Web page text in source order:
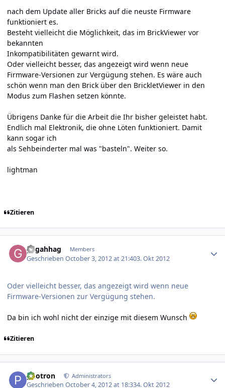
nach dem Update aller Bricks auf die neuste Firmware
funktioniert es.
Besteht vielleicht die Möglichkeit, das im BrickViewer vor
bekannten
Inkompatibilitäten gewarnt wird.
Oder vielleicht besser, das angezeigt wird wenn neue
Firmware-Versionen zur Vergügung stehen. Es wäre auch
schön wenn man den Brick über den BrickletViewer in den
Modus zum Flashen setzen könnte.
Übrigens Danke für die Arbeit die Ihr bisher geleistet habt.
Endlich mal Elektronik, die ohne Löten funktioniert. Damit
kann sogar ich
als Sehbeinderter mal was "basteln". Weiter so.
lightman
Zitieren
gagahhag Members
GeschriebenOctober 3, 2012 at 21:403. Okt 2012
Oder vielleicht besser, das angezeigt wird wenn neue
Firmware-Versionen zur Vergügung stehen.
Da bin ich wohl nicht der einzige mit diesem Wunsch
Zitieren
photron Administrators
GeschriebenOctober 4, 2012 at 18:334. Okt 2012